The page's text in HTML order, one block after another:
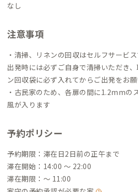
なし
注意事項
・清掃、リネンの回収はセルフサービ
出発時には必ずご自身で清掃いただき
ン回収袋に必ず入れてからご出発をお
・古民家のため、各扉の間に1.2mmの
風が入ります
予約ポリシー
予約期限：滞在日2日前の正午まで
滞在開始：14:00 〜 22:00
滞在期限：〜 11:00